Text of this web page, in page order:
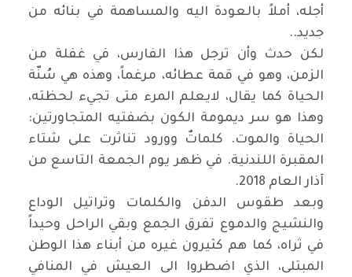
أجله، أملاً بالعودة اليه والمساهمة في بنائه من
جديد..
لكن حدث وأن ترجل هذا الفارس، في غفلة من
الزمن، وهو في قمة عطائه، مرغماً، وهذه هي سُنّة
الحياة كما يقال، لايعلم المرء متى تجيء لحظته،
وهذا هو سر ديمومة الكون بضفتيه المتجاورتين:
الحياة والموت. كلماتٌ وورود تناثرت على شتاء
المقبرة اللندنية. في ظهر يوم الجمعة التاسع من
آذار العام 2018.
وبعد طقوس الدفن والكلمات وتراتيل الوداع
والنشيج والدموع تفرق الجمع وبقي الراحل وحيداً
في ثراه، كما هم كثيرون غيره من أبناء هذا الوطن
المبتلى، الذي اضطروا الى العيش في المنافي